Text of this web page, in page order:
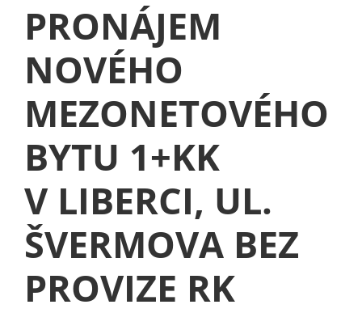
PRONÁJEM
NOVÉHO
MEZONETOVÉHO
BYTU 1+KK
V LIBERCI, UL.
ŠVERMOVA BEZ
PROVIZE RK